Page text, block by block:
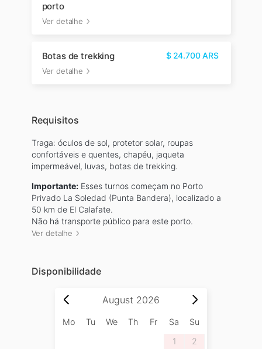
porto
Ver detalhe
Botas de trekking
Ver detalhe
$ 24.700ARS
Requisitos
Traga: óculos de sol, protetor solar, roupas
confortáveis e quentes, chapéu, jaqueta
impermeável, luvas, botas de trekking.
Importante:Esses turnos começam no Porto
Privado La Soledad (Punta Bandera), localizado a
50 km de El Calafate.
Não há transporte público para este porto.
Ver detalhe
Disponibilidade
August 2026
Mo Tu We Th Fr Sa
Su
1
2